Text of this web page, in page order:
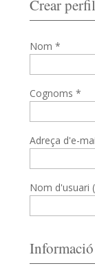
Crear perfil
Nom *
Cognoms *
Adreça d'e-
Nom d'usuari